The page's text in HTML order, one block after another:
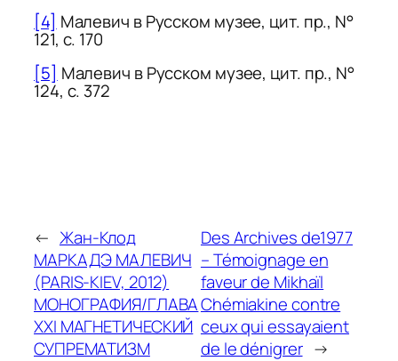
[4] Малевич в Русском музее, цит. пр., N°
121, c. 170
[5] Малевич в Русском музее, цит. пр., N°
124, c. 372
← Жан-Клод
МАРКАДЭ МАЛЕВИЧ
(PARIS-KIEV, 2012)
МОНОГРАФИЯ/ГЛАВА
XXI МАГНЕТИЧЕСКИЙ
СУПРЕМАТИЗМ
Des Archives de1977
– Témoignage en
faveur de Mikhaïl
Chémiakine contre
ceux qui essayaient
de le dénigrer →